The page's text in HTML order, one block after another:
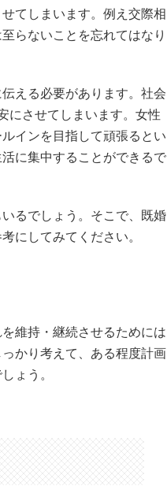
てしまいます。例え交際相
らないことを忘れてはなり
える必要があります。社会
にさせてしまいます。女性
インを目指して頑張るとい
に集中することができるで
るでしょう。そこで、既婚
にしてみてください。
維持・継続させるためには
かり考えて、ある程度計画
ょう。